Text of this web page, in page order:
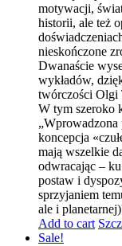
motywacji,
historii, ale też
nieskończone
Dwanaście
wykładów,
twórczości Olgi
W tym szeroko
„Wprowadzona
koncepcja
mają wszelkie
odwracając –
postaw i
sprzyjaniem
ale i
Add to cart
Sale!